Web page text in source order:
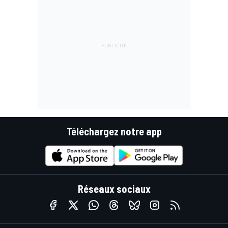
Téléchargez notre app
Réseaux sociaux